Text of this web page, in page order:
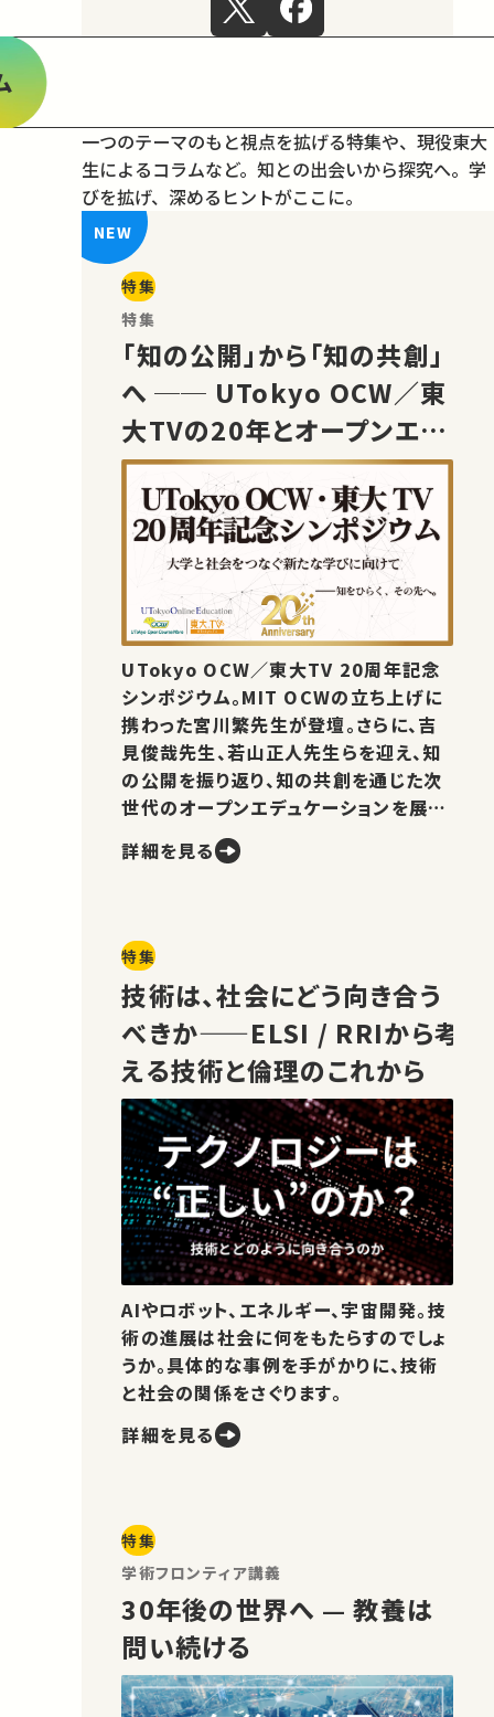
一つのテーマのもと視点を拡げる特集や、現役東大
生によるコラムなど。 知との出会いから探究へ。学
びを拡げ、深めるヒントがここに。
特集
特集
「知の公開」から「知の共創」
へ ── UTokyo OCW／東
大TVの20年とオープンエデ
ュケーションの未来
UTokyo OCW／東大TV 20周年記念
シンポジウム。MIT OCWの立ち上げに
携わった宮川繁先生が登壇。さらに、吉
見俊哉先生、若山正人先生らを迎え、知
の公開を振り返り、知の共創を通じた次
世代のオープンエデュケーションを展望
詳細を見る
特集
技術は、社会にどう向き合う
べきか——ELSI / RRIから考
える技術と倫理のこれから
AIやロボット、エネルギー、宇宙開発。技
術の進展は社会に何をもたらすのでしょ
うか。具体的な事例を手がかりに、技術
と社会の関係をさぐります。
詳細を見る
特集
学術フロンティア講義
30年後の世界へ — 教養は
問い続ける